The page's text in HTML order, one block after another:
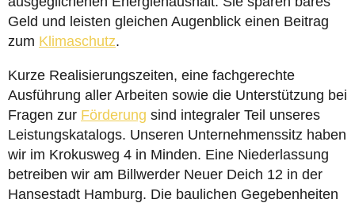
Geld und leisten gleichen Augenblick einen Beitrag
zum Klimaschutz.
Kurze Realisierungszeiten, eine fachgerechte
Ausführung aller Arbeiten sowie die Unterstützung bei
Fragen zur Förderung sind integraler Teil unseres
Leistungskatalogs. Unseren Unternehmenssitz haben
wir im Krokusweg 4 in Minden. Eine Niederlassung
betreiben wir am Billwerder Neuer Deich 12 in der
Hansestadt Hamburg. Die baulichen Gegebenheiten